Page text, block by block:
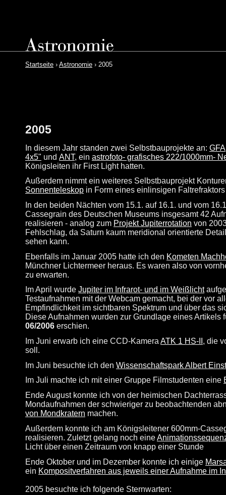
Startseite › Astronomie › 2005
2005
In diesem Jahr standen zwei Selbstbauprojekte an: GFA
4x5" und ANT, ein astrofoto- grafisches 222/1000mm-
Königsleiten ihr First Light hatten.
Außerdem nimmt ein weiteres Selbstbauprojekt
Sonnenteleskop in Form eines einlinsigen
In den beiden Nächten vom 15.1. auf 16.1. und vom
Cassegrain des Deutschen Museums insgesamt 42
realisieren - analog zum Projekt Jupiterrotation von
Fehlschlag, da Saturn kaum meridional orientierte
sehen kann.
Ebenfalls im Januar 2005 hatte ich den Kometen
Münchner Lichtermeer heraus. Es waren also von
zu erwarten.
Im April wurde Jupiter im Infrarot- und im Weißlicht
Testaufnahmen mit der Webcam gemacht, bei der vor
Empfindlichkeit im sichtbaren Spektrum und über das
Diese Aufnahmen wurden zur Grundlage eines Artikels
06/2006 erschien.
Im Juni erwarb ich eine CCD-Kamera ATK 1 HS-II , die
soll.
Im Juni besuchte ich den Wissenschaftspark Albert
Im Juli machte ich mit einer Gruppe Filmstudenten eine
Ende August konnte ich von der heimischen
Mondaufnahmen der schwieriger zu beobachtenden
von Mondkratern machen.
Außerdem konnte ich am Königsleitener 600mm-
realisieren. Zuletzt gelang noch eine
Licht über einen Zeitraum von knapp einer Stunde
Ende Oktober und im Dezember konnte ich einige
ein Kompositverfahren aus jeweils einer Aufnahme im
2005 besuchte ich folgende Sternwarten: